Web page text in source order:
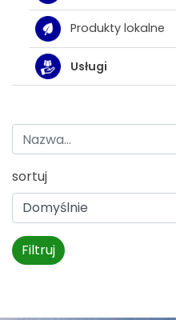
Produkty lokalne
Usługi
sortuj
Filtruj